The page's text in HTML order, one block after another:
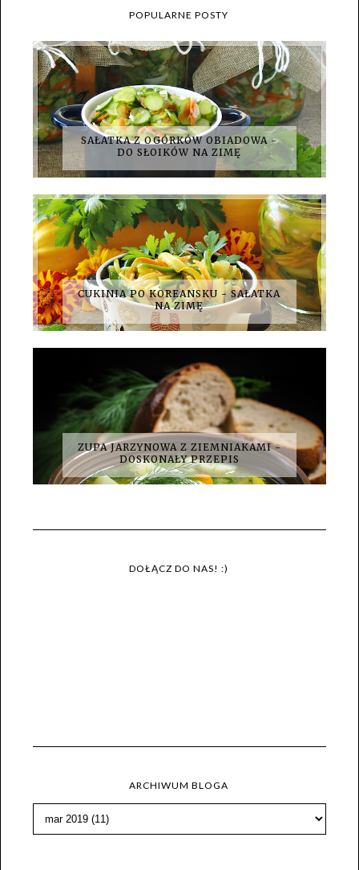
POPULARNE POSTY
SAŁATKA Z OGÓRKÓW OBIADOWA -
DO SŁOIKÓW NA ZIMĘ
CUKINIA PO KOREANSKU - SAŁATKA
NA ZIMĘ
ZUPA JARZYNOWA Z ZIEMNIAKAMI -
DOSKONAŁY PRZEPIS
DOŁĄCZ DO NAS! :)
ARCHIWUM BLOGA